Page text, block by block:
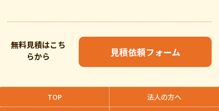
無料見積はこち
らから
見積依頼フォーム
TOP 法人の方へ